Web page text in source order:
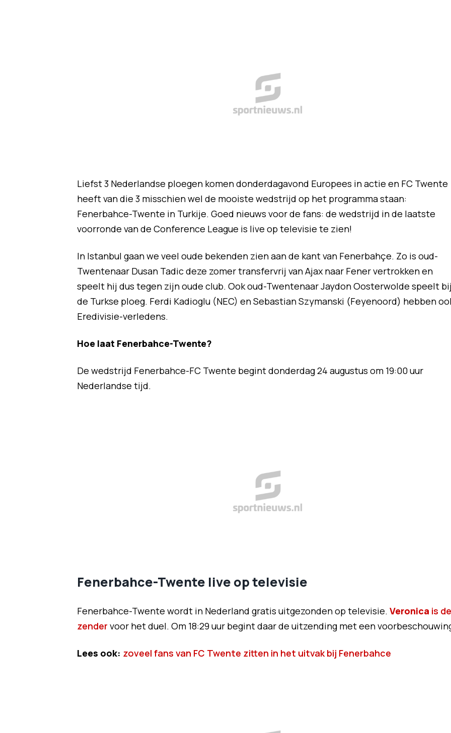
Liefst 3 Nederlandse ploegen komen donderdagavond Europees in actie en FC Twente
heeft van die 3 misschien wel de mooiste wedstrijd op het programma staan:
Fenerbahce-Twente in Turkije. Goed nieuws voor de fans: de wedstrijd in de laatste
voorronde van de Conference League is live op televisie te zien!
In Istanbul gaan we veel oude bekenden zien aan de kant van Fenerbahçe. Zo is oud-
Twentenaar Dusan Tadic deze zomer transfervrij van Ajax naar Fener vertrokken en
speelt hij dus tegen zijn oude club. Ook oud-Twentenaar Jaydon Oosterwolde speelt
de Turkse ploeg. Ferdi Kadioglu (NEC) en Sebastian Szymanski (Feyenoord) hebben
Eredivisie-verledens.
Hoe laat Fenerbahce-Twente?
De wedstrijd Fenerbahce-FC Twente begint donderdag 24 augustus om 19:00 uur
Nederlandse tijd.
Fenerbahce-Twente live op televisie
Fenerbahce-Twente wordt in Nederland gratis uitgezonden op televisie. Veronica is de
zender voor het duel. Om 18:29 uur begint daar de uitzending met een
Lees ook: zoveel fans van FC Twente zitten in het uitvak bij Fenerbahce